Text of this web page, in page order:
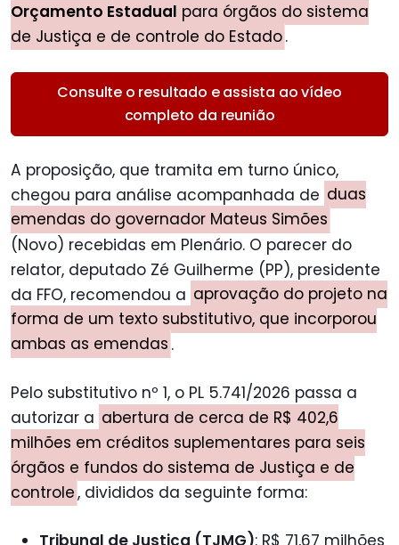
Orçamento Estadual para órgãos do sistema
de Justiça e de controle do Estado.
Consulte o resultado e assista ao vídeo
completo da reunião
A proposição, que tramita em turno único,
chegou para análise acompanhada de duas
emendas do governador Mateus Simões
(Novo) recebidas em Plenário. O parecer do
relator, deputado Zé Guilherme (PP), presidente
da FFO, recomendou a aprovação do projeto na
forma de um texto substitutivo, que incorporou
ambas as emendas .
Pelo substitutivo nº 1, o PL 5.741/2026 passa a
autorizar a abertura de cerca de R$ 402,6
milhões em créditos suplementares para seis
órgãos e fundos do sistema de Justiça e de
controle, divididos da seguinte forma: